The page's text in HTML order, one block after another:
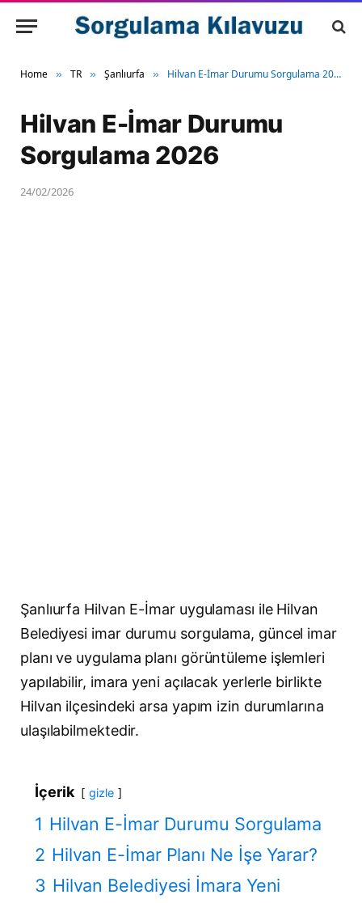
Home » TR » Şanlıurfa » Hilvan E-İmar Durumu Sorgulama 2026
Hilvan E-İmar Durumu
Sorgulama 2026
24/02/2026
Şanlıurfa Hilvan E-İmar uygulaması ile Hilvan
Belediyesi imar durumu sorgulama, güncel imar
planı ve uygulama planı görüntüleme işlemleri
yapılabilir, imara yeni açılacak yerlerle birlikte
Hilvan ilçesindeki arsa yapım izin durumlarına
ulaşılabilmektedir.
İçerik gizle
1 Hilvan E-İmar Durumu Sorgulama
2 Hilvan E-İmar Planı Ne İşe Yarar?
3 Hilvan Belediyesi İmara Yeni